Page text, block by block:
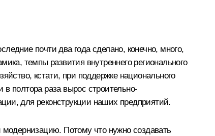
почти два года сделано, конечно, много,
темпы развития внутреннего регионального
кстати, при поддержке национального
полтора раза вырос строительно-
для реконструкции наших предприятий.
модернизацию. Потому что нужно создавать